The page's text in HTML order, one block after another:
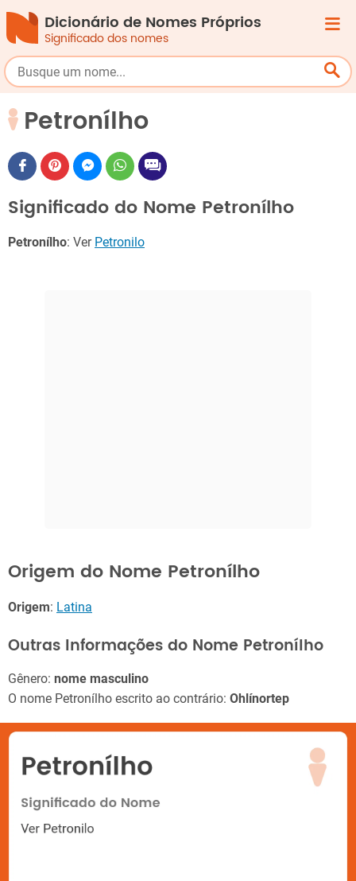
Dicionário de Nomes Próprios
Significado dos nomes
Petronílho
Significado do Nome Petronílho
Petronílho: Ver Petronilo
Origem do Nome Petronílho
Origem: Latina
Outras Informações do Nome Petronílho
Gênero: nome masculino
O nome Petronílho escrito ao contrário: Ohlínortep